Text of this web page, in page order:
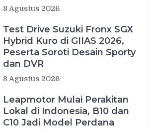
8 Agustus 2026
Test Drive Suzuki Fronx SGX
Hybrid Kuro di GIIAS 2026,
Peserta Soroti Desain Sporty
dan DVR
8 Agustus 2026
Leapmotor Mulai Perakitan
Lokal di Indonesia, B10 dan
C10 Jadi Model Perdana